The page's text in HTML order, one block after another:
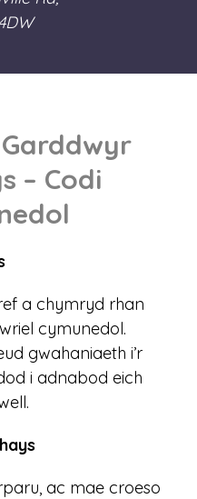
– Codi
a chymryd rhan
cymunedol.
gwahaniaeth i’r
i adnabod eich
ac mae croeso